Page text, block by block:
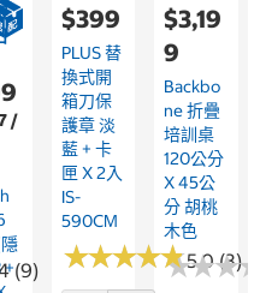
(9)
/
+
$399
PLUS 替
換式開
箱刀保
護章 淡
藍 + 卡
匣 X 2入
IS-
590CM
★★★★★
★★★★★5.0 (3)
$3,19
9
Backbo
Ne 折疊
培訓桌
120公分
X 45公
分 胡桃
木色
★★★
★★★